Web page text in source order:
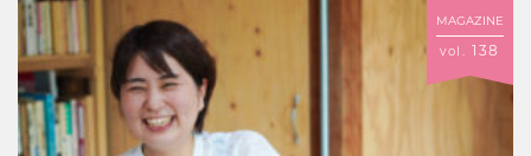
MAGAZINE
vol. 138